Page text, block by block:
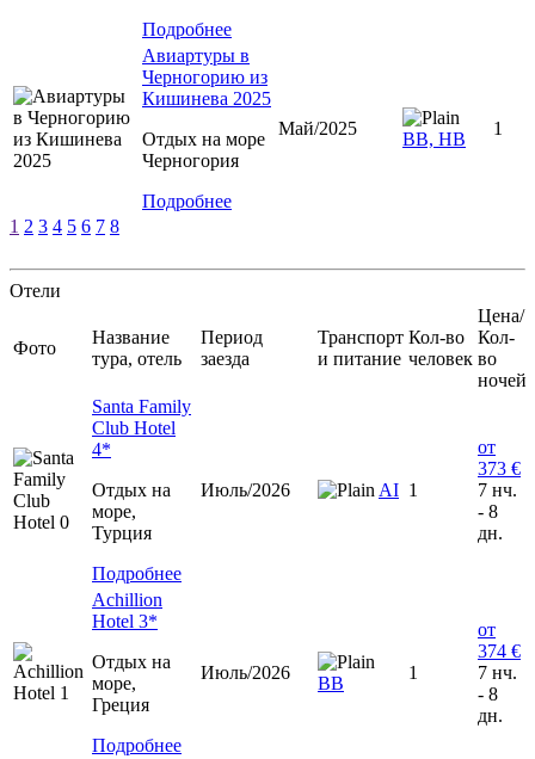
Подробнее
Авиартуры в
Черногорию из
Кишинева 2025
Отдых на море
Черногория
Подробнее
Май/2025
ВВ, НВ
1
1 2 3 4 5 6 7 8
Отели
Фото
Название
тура, отель
Период
заезда
Транспорт
и питание
Кол-во
человек
Цена/
Кол-
во
ночей
Santa Family
Club Hotel
4*
Отдых на
море,
Турция
Подробнее
Июль/2026 AI 1
от
373 €
7 нч.
- 8
дн.
Achillion
Hotel 3*
Отдых на
море,
Греция
Подробнее
Июль/2026
ВВ
1
от
374 €
7 нч.
- 8
дн.